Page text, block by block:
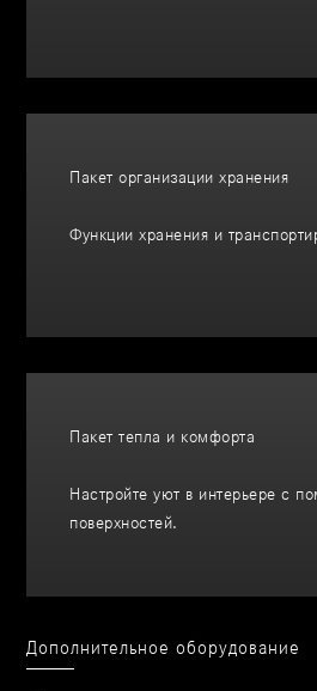
Пакет организации хранения
Функции хранения и
Пакет тепла и комфорта
Настройте уют в интерьере с
поверхностей.
Дополнительное оборудование